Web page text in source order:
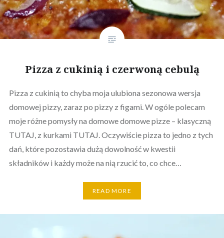
Pizza z cukinią i czerwoną cebulą
Pizza z cukinią to chyba moja ulubiona sezonowa wersja
domowej pizzy, zaraz po pizzy z figami. W ogóle polecam
moje różne pomysły na domowe domowe pizze – klasyczną
TUTAJ, z kurkami TUTAJ. Oczywiście pizza to jedno z tych
dań, które pozostawia dużą dowolność w kwestii
składników i każdy może na nią rzucić to, co chce…
READ MORE